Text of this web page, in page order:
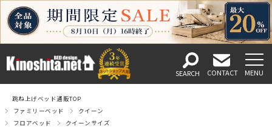
跳ね上げベッド通販TOP
ファミリーベッド
クイーン
フロアベッド
クイーンサイズ